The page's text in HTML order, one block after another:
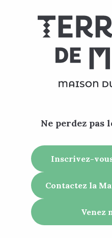
Ne perdez
Inscrivez-
Contactez la
Venez